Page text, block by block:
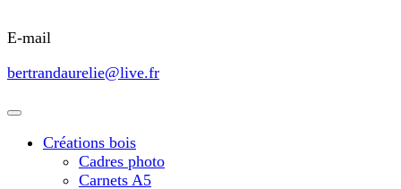
E-mail
bertrandaurelie@live.fr
Créations bois
Cadres photo
Carnets A5